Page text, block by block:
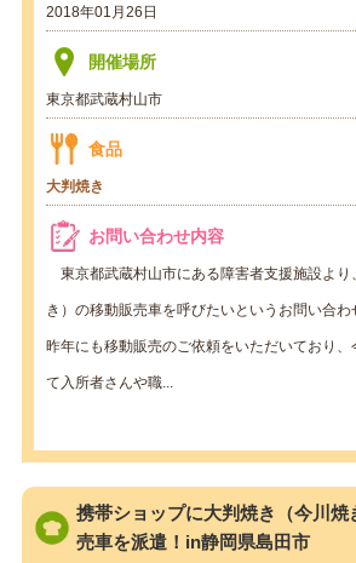
2018年01月26日
開催場所
東京都武蔵村山市
食品
大判焼き
お問い合わせ内容
東京都武蔵村山市にある障害者支援施設より
き）の移動販売車を呼びたいというお問い合わ
昨年にも移動販売のご依頼をいただいており、
て入所者さんや職...
携帯ショップに大判焼き（今川焼
売車を派遣！in静岡県島田市